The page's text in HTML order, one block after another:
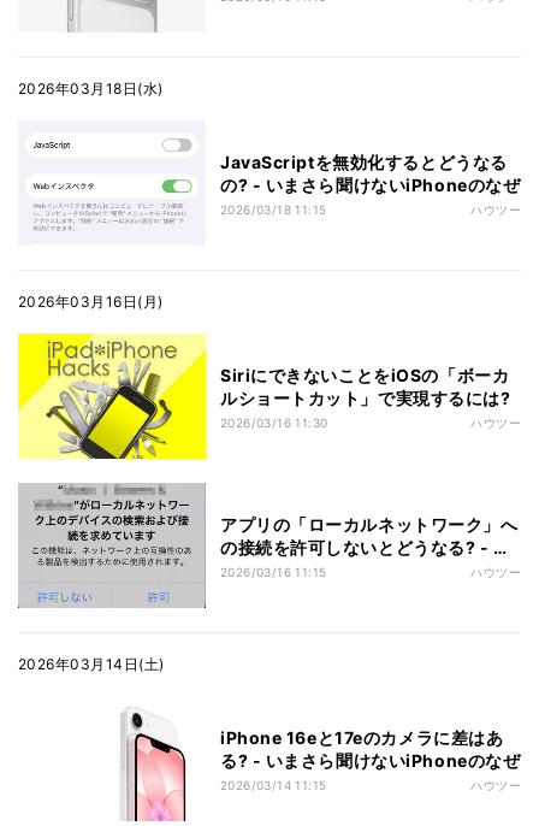
2026年03月18日(水)
JavaScriptを無効化するとどうなる
の? - いまさら聞けないiPhoneのなぜ
2026/03/18 11:15 ハウツー
2026年03月16日(月)
SiriにできないことをiOSの「ボーカ
ルショートカット」で実現するには?
2026/03/16 11:30 ハウツー
アプリの「ローカルネットワーク」へ
の接続を許可しないとどうなる? - い
まさら聞けないiPhoneのなぜ
2026/03/16 11:15 ハウツー
2026年03月14日(土)
iPhone 16eと17eのカメラに差はあ
る? - いまさら聞けないiPhoneのなぜ
2026/03/14 11:15 ハウツー